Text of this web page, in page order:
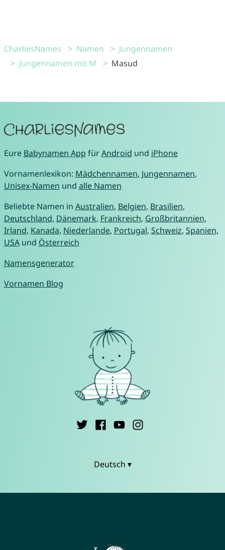
CharliesNames Namen
Jungennamen
Jungennamen mit M
Masud
Eure Babynamen App fürAndroid und iPhone
Vornamenlexikon: Mädchennamen, Jungennamen,
Unisex-Namen und alle Namen
Beliebte Namen in Australien, Belgien, Brasilien,
Deutschland, Dänemark, Frankreich, Großbritannien,
Irland, Kanada, Niederlande, Portugal, Schweiz, Spanien,
USAund Österreich
Namensgenerator
Vornamen Blog
Deutsch ▾